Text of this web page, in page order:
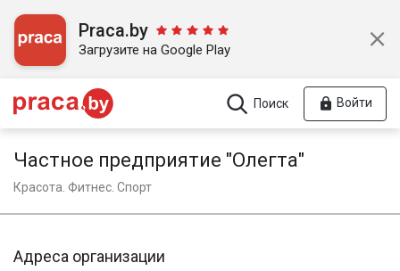
Praca.by
Загрузите на Google Play
Поиск Войти
Частное предприятие "Олегта"
Красота. Фитнес. Спорт
Адреса организации